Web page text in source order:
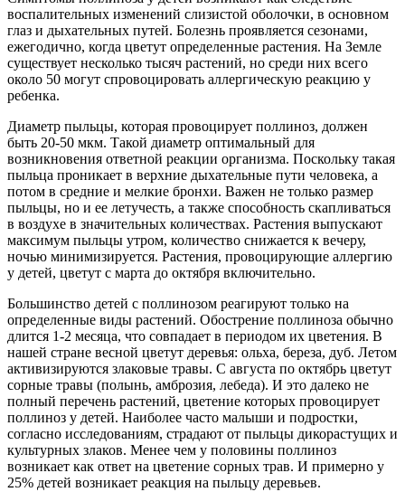
воспалительных изменений слизистой оболочки, в основном
глаз и дыхательных путей. Болезнь проявляется сезонами,
ежегодично, когда цветут определенные растения. На Земле
существует несколько тысяч растений, но среди них всего
около 50 могут спровоцировать аллергическую реакцию у
ребенка.
Диаметр пыльцы, которая провоцирует поллиноз, должен
быть 20-50 мкм. Такой диаметр оптимальный для
возникновения ответной реакции организма. Поскольку такая
пыльца проникает в верхние дыхательные пути человека, а
потом в средние и мелкие бронхи. Важен не только размер
пыльцы, но и ее летучесть, а также способность скапливаться
в воздухе в значительных количествах. Растения выпускают
максимум пыльцы утром, количество снижается к вечеру,
ночью минимизируется. Растения, провоцирующие аллергию
у детей, цветут с марта до октября включительно.
Большинство детей с поллинозом реагируют только на
определенные виды растений. Обострение поллиноза обычно
длится 1-2 месяца, что совпадает в периодом их цветения. В
нашей стране весной цветут деревья: ольха, береза, дуб. Летом
активизируются злаковые травы. С августа по октябрь цветут
сорные травы (полынь, амброзия, лебеда). И это далеко не
полный перечень растений, цветение которых провоцирует
поллиноз у детей. Наиболее часто малыши и подростки,
согласно исследованиям, страдают от пыльцы дикорастущих и
культурных злаков. Менее чем у половины поллиноз
возникает как ответ на цветение сорных трав. И примерно у
25% детей возникает реакция на пыльцу деревьев.